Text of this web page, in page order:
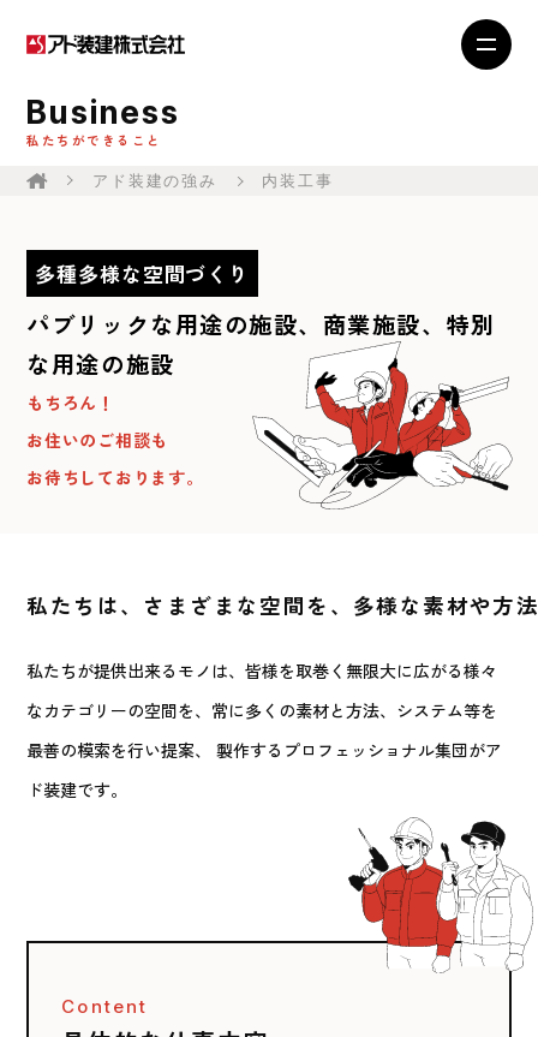
Business
私たちができること
アド装建の強み 内装工事
多種多様な空間づくり
パブリックな用途の施設、商業施設、 特別
な用途の施設
もちろん！
お住いのご相談も
お待ちしております。
私たちは、さまざまな空間を、多様な素材や方
私たちが提供出来るモノは、皆様を取巻く無限大に広がる様々
なカテゴリーの空間を、常に多くの素材と方法、システム等を
最善の模索を行い提案、 製作するプロフェッショナル集団がア
ド装建です。
Content